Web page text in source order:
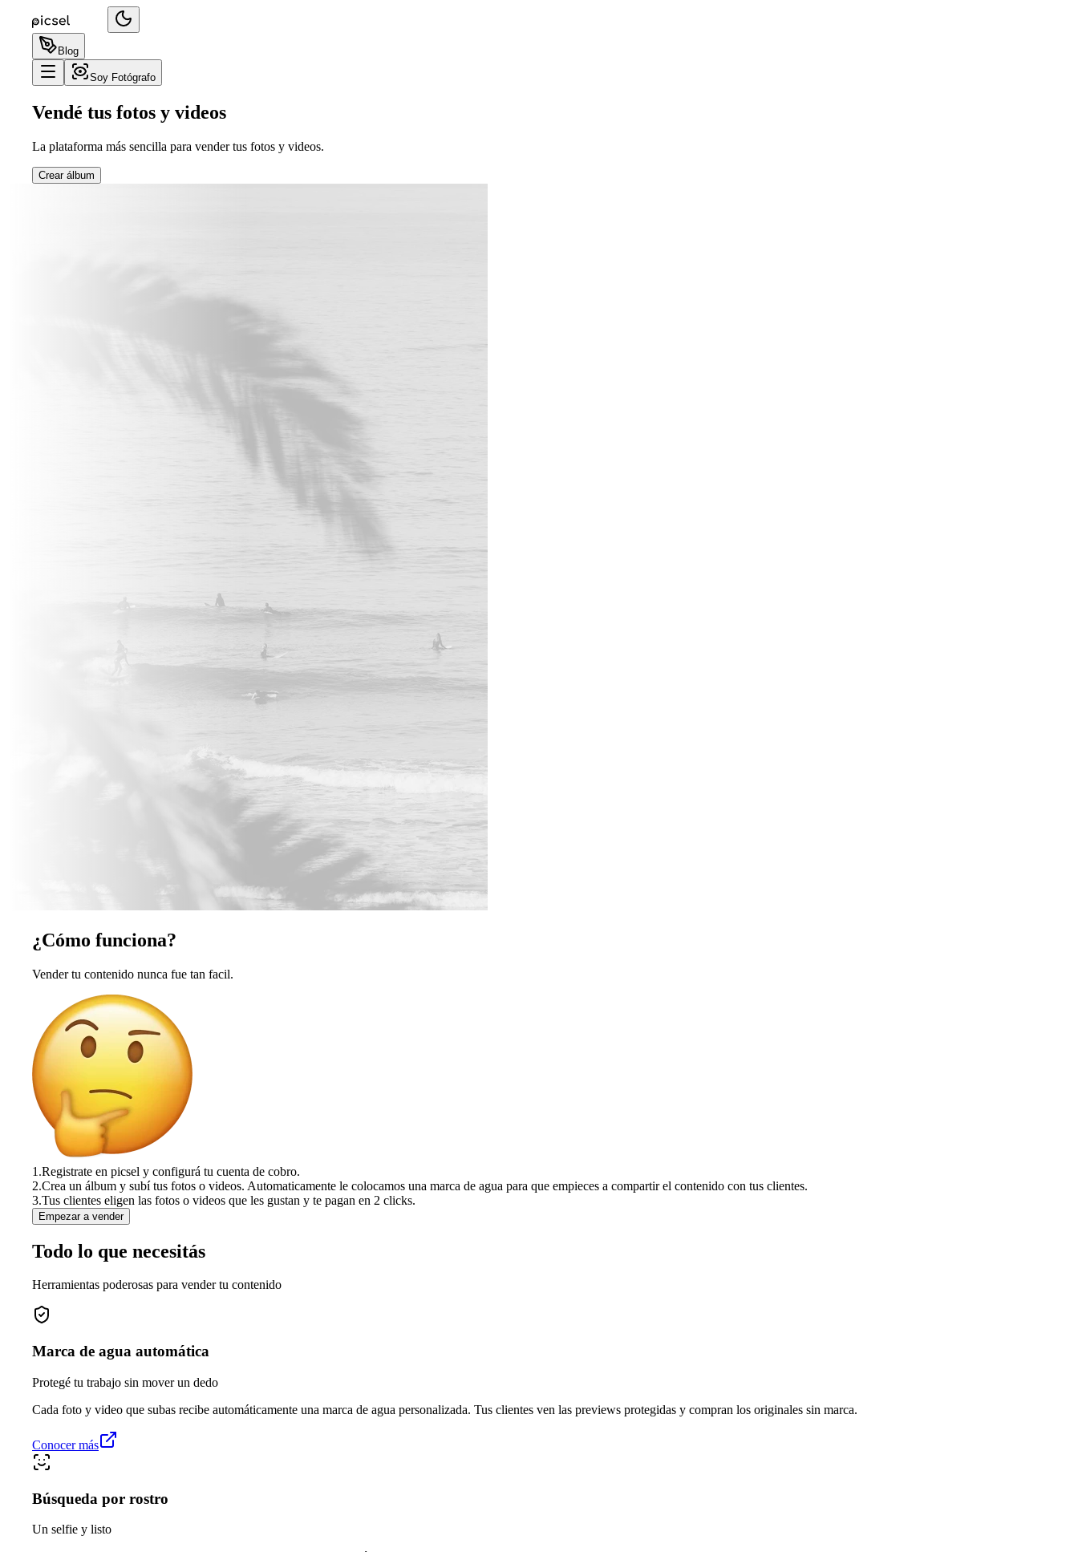
Blog
Soy Fotógrafo
Vendé tus fotos y videos
La plataforma más sencilla para vender tus fotos y videos.
Crear álbum
¿Cómo funciona?
Vender tu contenido nunca fue tan facil.
1.Registrate en picsel y configurá tu cuenta de cobro.
2.Crea un álbum y subí tus fotos o videos. Automaticamente le colocamos una marca de agua para que empieces a compartir el contenido con tus clientes.
3.Tus clientes eligen las fotos o videos que les gustan y te pagan en 2 clicks.
Empezar a vender
Todo lo que necesitás
Herramientas poderosas para vender tu contenido
Marca de agua automática
Protegé tu trabajo sin mover un dedo
Cada foto y video que subas recibe automáticamente una marca de agua personalizada. Tus clientes ven las previews protegidas y compran los originales sin marca.
Conocer más
Búsqueda por rostro
Un selfie y listo